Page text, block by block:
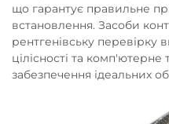
що гарантує правильне
встановлення. Засоби
рентгенівську перевірку
цілісності та
забезпечення ідеальних